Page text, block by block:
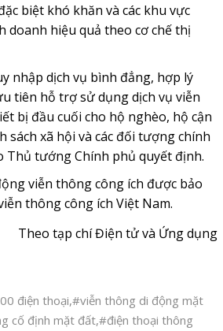
biệt khó khăn và các khu vực
doanh hiệu quả theo cơ chế thị
nhập dịch vụ bình đẳng, hợp lý
tiên hỗ trợ sử dụng dịch vụ viễn
bị đầu cuối cho hộ nghèo, hộ cận
sách xã hội và các đối tượng chính
Thủ tướng Chính phủ quyết định.
viễn thông công ích được bảo
thông công ích Việt Nam.
Theo tạp chí Điện tử và Ứng dụng
điện thoại,#viễn thông di động mặt
cố định mặt đất,#điện thoại thông